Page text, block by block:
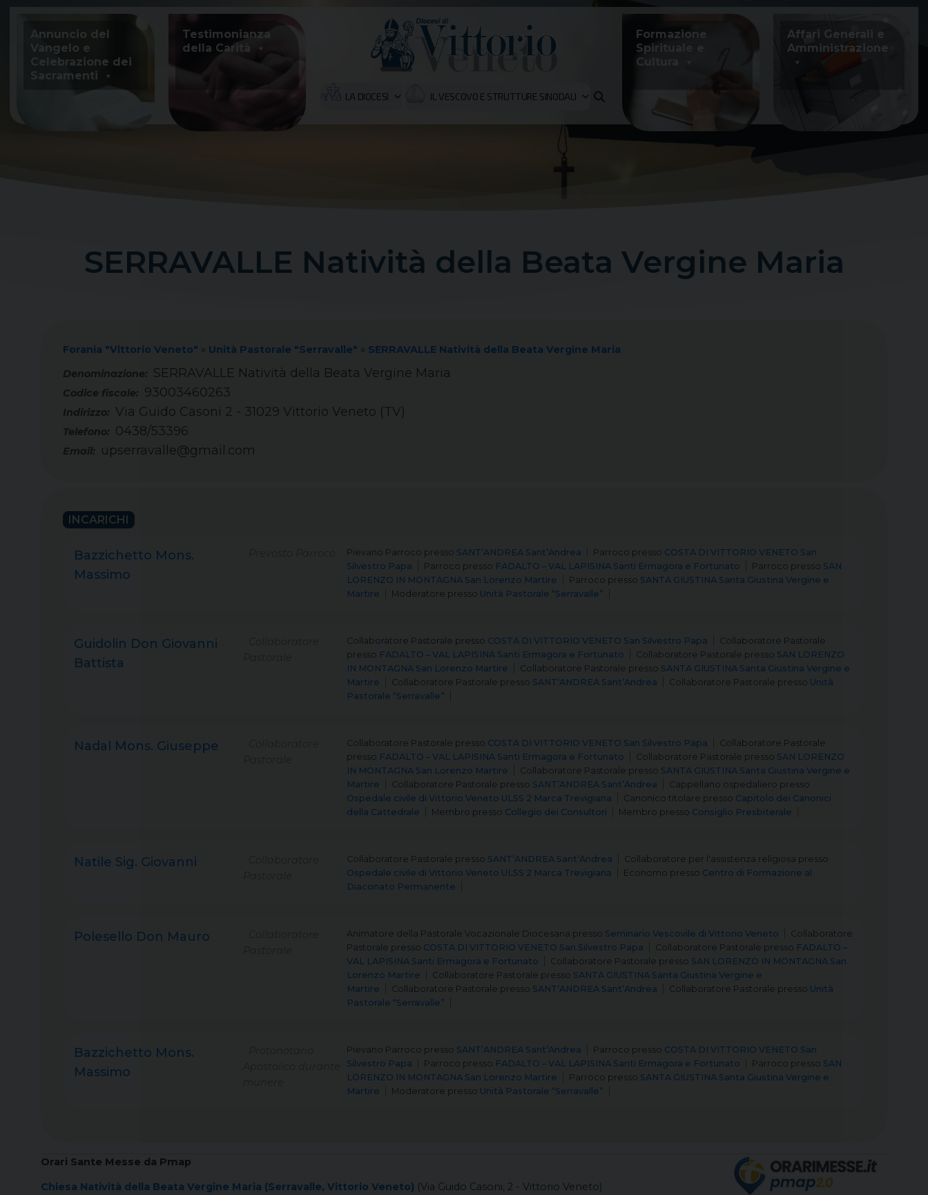
content
Annuncio del
Vangelo e
Celebrazione dei
Sacramenti
Testimonianza
della Carità
LA DIOCESI IL VESCOVO E STRUTTURE SINODALI
Formazione
Spirituale e
Cultura
Affari Generali e
Amministrazione
SERRAVALLE Natività della Beata Vergine Maria
Forania "Vittorio Veneto" » Unità Pastorale "Serravalle" » SERRAVALLE Natività della Beata Vergine Maria
SERRAVALLE Natività della Beata Vergine Maria
Codice fiscale: 93003460263
Telefono: 0438/53396
Email: upserravalle@gmail.com
Indirizzo: Via Guido Casoni 2 - 31029 Vittorio Veneto (TV)
INCARICHI
Bazzichetto Mons.
Massimo
Pievano Parroco presso SANT’ANDREA Sant’Andrea Parroco presso COSTA DI VITTORIO VENETO San
Silvestro Papa
Parroco presso FADALTO – VAL LAPISINA Santi Ermagora e Fortunato Parroco presso SAN
LORENZO IN MONTAGNA San Lorenzo Martire
Parroco presso SANTA GIUSTINA Santa Giustina Vergine e
Martire
Moderatore presso Unità Pastorale “Serravalle”
Guidolin Don Giovanni
Battista
Collaboratore Pastorale presso COSTA DI VITTORIO VENETO San Silvestro Papa
Collaboratore Pastorale
presso FADALTO – VAL LAPISINA Santi Ermagora e Fortunato Collaboratore Pastorale presso SAN LORENZO
IN MONTAGNA San Lorenzo Martire
Collaboratore Pastorale presso SANTA GIUSTINA Santa Giustina Vergine e
Martire
Collaboratore Pastorale presso SANT’ANDREA Sant’Andrea Collaboratore Pastorale presso Unità
Pastorale “Serravalle”
Nadal Mons. Giuseppe Collaboratore Pastorale presso COSTA DI VITTORIO VENETO San Silvestro Papa
Collaboratore Pastorale
presso FADALTO – VAL LAPISINA Santi Ermagora e Fortunato Collaboratore Pastorale presso SAN LORENZO
IN MONTAGNA San Lorenzo Martire
Collaboratore Pastorale presso SANTA GIUSTINA Santa Giustina Vergine e
Martire
Collaboratore Pastorale presso SANT’ANDREA Sant’Andrea Cappellano ospedaliero presso
Ospedale civile di Vittorio Veneto ULSS 2 Marca Trevigiana
Canonico titolare presso Capitolo dei Canonici
della Cattedrale
Membro presso Collegio dei Consultori Membro presso Consiglio Presbiterale
Natile Sig. Giovanni Collaboratore Pastorale presso SANT’ANDREA Sant’Andrea Collaboratore per l'assistenza religiosa presso
Ospedale civile di Vittorio Veneto ULSS 2 Marca Trevigiana
Economo presso Centro di Formazione al
Diaconato Permanente
Polesello Don Mauro Animatore della Pastorale Vocazionale Diocesana presso Seminario Vescovile di Vittorio Veneto
Collaboratore
Pastorale presso COSTA DI VITTORIO VENETO San Silvestro Papa Collaboratore Pastorale presso FADALTO –
VAL LAPISINA Santi Ermagora e Fortunato
Collaboratore Pastorale presso SAN LORENZO IN MONTAGNA San
Lorenzo Martire
Collaboratore Pastorale presso SANTA GIUSTINA Santa Giustina Vergine e
Martire
Collaboratore Pastorale presso SANT’ANDREA Sant’Andrea Collaboratore Pastorale presso Unità
Pastorale “Serravalle”
Bazzichetto Mons.
Massimo
Pievano Parroco presso SANT’ANDREA Sant’Andrea Parroco presso COSTA DI VITTORIO VENETO San
Silvestro Papa
Parroco presso FADALTO – VAL LAPISINA Santi Ermagora e Fortunato Parroco presso SAN
LORENZO IN MONTAGNA San Lorenzo Martire
Parroco presso SANTA GIUSTINA Santa Giustina Vergine e
Martire
Moderatore presso Unità Pastorale “Serravalle”
Orari Sante Messe da Pmap
Chiesa Natività della Beata Vergine Maria (Serravalle, Vittorio Veneto) (Via Guido Casoni, 2 - Vittorio Veneto)